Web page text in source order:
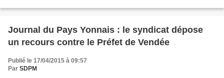
Journal du Pays Yonnais : le syndicat dépose
un recours contre le Préfet de Vendée
Publié le 17/04/2015 à 09:57
Par SDPM